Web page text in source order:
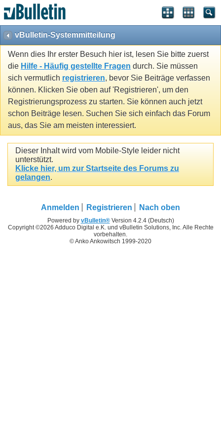
vBulletin-Systemmitteilung
Wenn dies Ihr erster Besuch hier ist, lesen Sie bitte zuerst
die Hilfe - Häufig gestellte Fragen durch. Sie müssen
sich vermutlich registrieren, bevor Sie Beiträge verfassen
können. Klicken Sie oben auf 'Registrieren', um den
Registrierungsprozess zu starten. Sie können auch jetzt
schon Beiträge lesen. Suchen Sie sich einfach das Forum
aus, das Sie am meisten interessiert.
Dieser Inhalt wird vom Mobile-Style leider nicht
unterstützt.
Klicke hier, um zur Startseite des Forums zu
gelangen.
Anmelden Registrieren Nach oben
Powered by vBulletin®Version 4.2.4 (Deutsch)
Copyright ©2026 Adduco Digital e.K. und vBulletin Solutions, Inc. Alle Rechte
vorbehalten.
© Anko Ankowitsch 1999-2020